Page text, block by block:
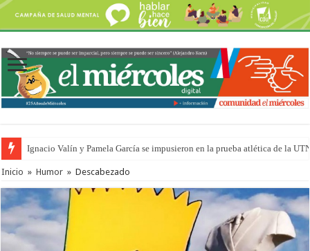
Ignacio Valín y Pamela García se impusieron en la prueba atlética de la
Traigo el litoral en mi canción: 100 años de Aníbal Sampayo
Inicio » Humor » Descabezado